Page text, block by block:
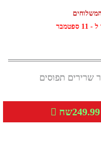
שרירים תפוסים